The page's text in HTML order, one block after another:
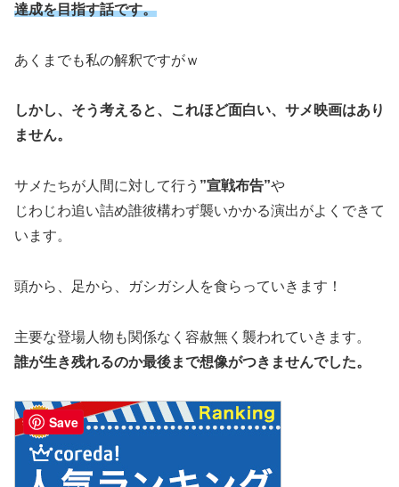
達成を目指す話です。
あくまでも私の解釈ですがｗ
しかし、そう考えると、これほど面白い、サメ映画はあり
ません。
サメたちが人間に対して行う ”宣戦布告”や
じわじわ追い詰め誰彼構わず襲いかかる演出がよくできて
います。
頭から、足から、ガシガシ人を食らっていきます！
主要な登場人物も関係なく容赦無く襲われていきます。
誰が生き残れるのか最後まで想像がつきませんでした。
Save